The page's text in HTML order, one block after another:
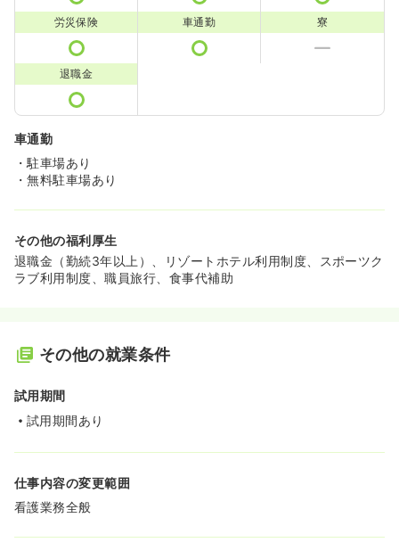
労災保険 車通勤 寮
退職金
車通勤
・駐車場あり
・無料駐車場あり
その他の福利厚生
退職金（勤続3年以上）、リゾートホテル利用制度、スポーツク
ラブ利用制度、職員旅行、食事代補助
その他の就業条件
試用期間
試用期間あり
仕事内容の変更範囲
看護業務全般